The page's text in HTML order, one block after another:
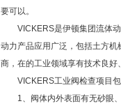
要可以。
VICKERS是伊顿集团流体动
动力产品应用广泛，包括土方
商，在的工业领域享有技术良好
VICKERS工业阀检查项目
1、阀体内外表面有无砂眼